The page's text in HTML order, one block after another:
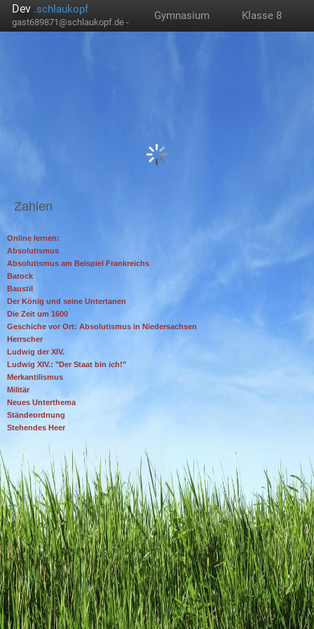
Dev .schlaukopf
gast689871@schlaukopf.de -
Gymnasium Klasse 8
Zahlen
Online lernen:
Absolutismus
Absolutismus am Beispiel Frankreichs
Barock
Baustil
Der König und seine Untertanen
Die Zeit um 1600
Geschiche vor Ort: Absolutismus in Niedersachsen
Herrscher
Ludwig der XIV.
Ludwig XIV.: "Der Staat bin ich!"
Merkantilismus
Militär
Neues Unterthema
Ständeordnung
Stehendes Heer